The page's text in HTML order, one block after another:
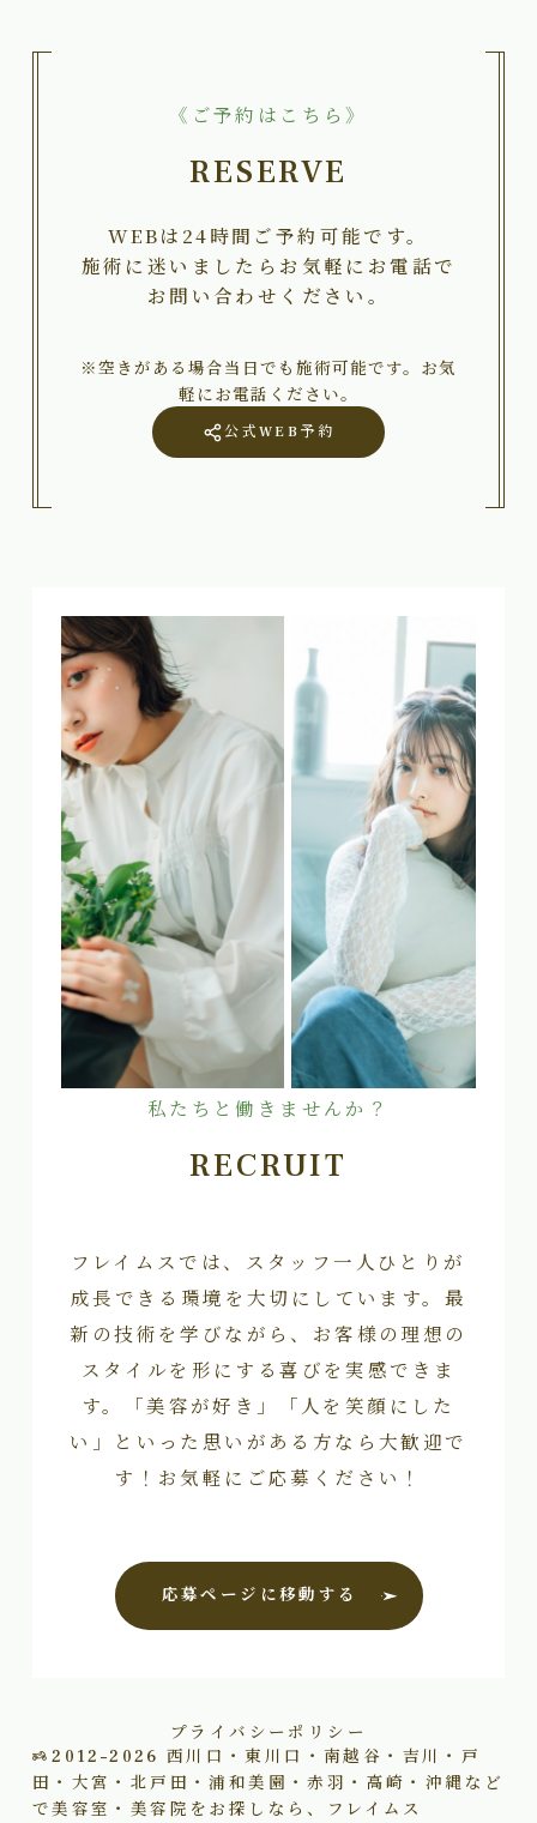
《ご予約はこちら》
RESERVE
WEBは24時間ご予約可能です。
施術に迷いましたらお気軽にお電話で
お問い合わせください。
※空きがある場合当日でも施術可能です。お気
軽にお電話ください。
公式WEB予約
私たちと働きませんか？
RECRUIT
フレイムスでは、スタッフ一人ひとりが
成長できる環境を大切にしています。最
新の技術を学びながら、お客様の理想の
スタイルを形にする喜びを実感できま
す。「美容が好き」「人を笑顔にした
い」といった思いがある方なら大歓迎で
す！お気軽にご応募ください！
応募ページに移動する
プライバシーポリシー
2012–2026 西川口・東川口・南越谷・吉川・戸
田・大宮・北戸田・浦和美園・赤羽・高崎・沖縄など
で美容室・美容院をお探しなら、フレイムス